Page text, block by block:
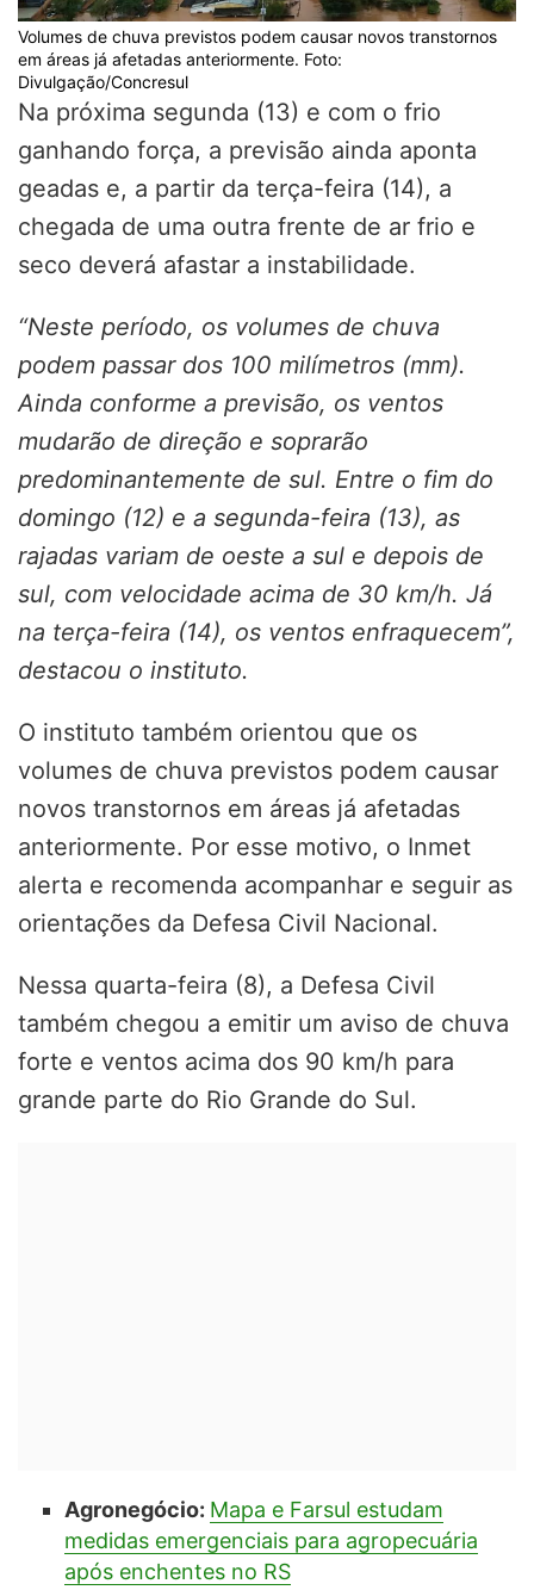
Volumes de chuva previstos podem causar novos transtornos
em áreas já afetadas anteriormente. Foto:
Divulgação/Concresul
Na próxima segunda (13) e com o frio
ganhando força, a previsão ainda aponta
geadas e, a partir da terça-feira (14), a
chegada de uma outra frente de ar frio e
seco deverá afastar a instabilidade.
“Neste período, os volumes de chuva
podem passar dos 100 milímetros (mm).
Ainda conforme a previsão, os ventos
mudarão de direção e soprarão
predominantemente de sul. Entre o fim do
domingo (12) e a segunda-feira (13), as
rajadas variam de oeste a sul e depois de
sul, com velocidade acima de 30 km/h. Já
na terça-feira (14), os ventos enfraquecem”,
destacou o instituto.
O instituto também orientou que os
volumes de chuva previstos podem causar
novos transtornos em áreas já afetadas
anteriormente. Por esse motivo, o Inmet
alerta e recomenda acompanhar e seguir as
orientações da Defesa Civil Nacional.
Nessa quarta-feira (8), a Defesa Civil
também chegou a emitir um aviso de chuva
forte e ventos acima dos 90 km/h para
grande parte do Rio Grande do Sul.
Agronegócio: Mapa e Farsul estudam
medidas emergenciais para agropecuária
após enchentes no RS